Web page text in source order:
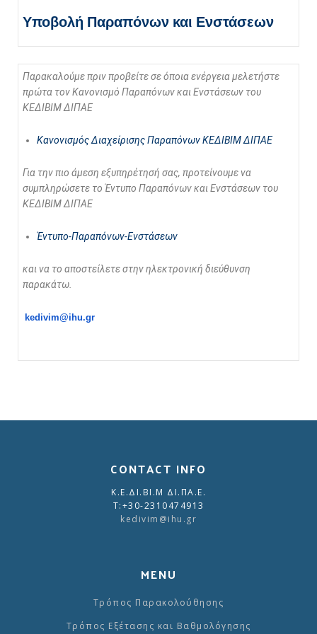
Υποβολή Παραπόνων και Ενστάσεων
Παρακαλούμε πριν προβείτε σε όποια ενέργεια μελετήστε
πρώτα τον Κανονισμό Παραπόνων και Ενστάσεων του
ΚΕΔΙΒΙΜ ΔΙΠΑΕ
Κανονισμός Διαχείρισης Παραπόνων ΚΕΔΙΒΙΜ ΔΙΠΑΕ
Για την πιο άμεση εξυπηρέτησή σας, προτείνουμε να
συμπληρώσετε το Έντυπο Παραπόνων και Ενστάσεων του
ΚΕΔΙΒΙΜ ΔΙΠΑΕ
Έντυπο-Παραπόνων-Ενστάσεων
και να το αποστείλετεστην ηλεκτρονική διεύθυνση
παρακάτω.
kedivim@ihu.gr
CONTACT INFO
Κ.Ε.ΔΙ.ΒΙ.Μ ΔΙ.ΠΑ.Ε.
Τ:+30-2310474913
kedivim@ihu. gr
MENU
Τρόπος Παρακολούθησης
Τρόπος Εξέτασης και Βαθμολόγησης